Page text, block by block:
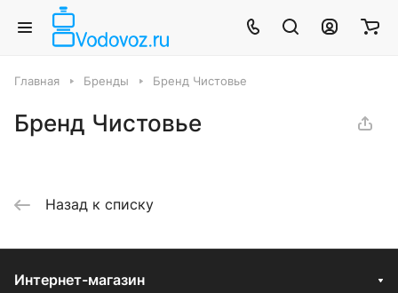
Главная Бренды Бренд Чистовье
Бренд Чистовье
Назад к списку
Интернет-магазин